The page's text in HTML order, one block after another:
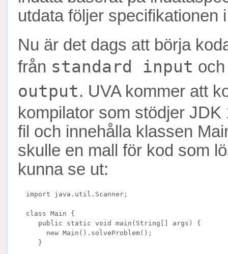
utdata följer specifikationen
Nu är det dags att börja
från standard input
output. UVA kommer att
kompilator som stödjer
fil och innehålla klassen
skulle en mall för kod som
kunna se ut:
  import java.util.Scanner;
  class Main {
     public static void main(String[] args) {
       new Main().solveProblem();
     }